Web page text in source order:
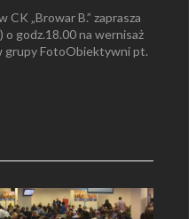
CK „Browar B.” zaprasza
o godz.18.00 na wernisaż
grupy FotoObiektywni pt.